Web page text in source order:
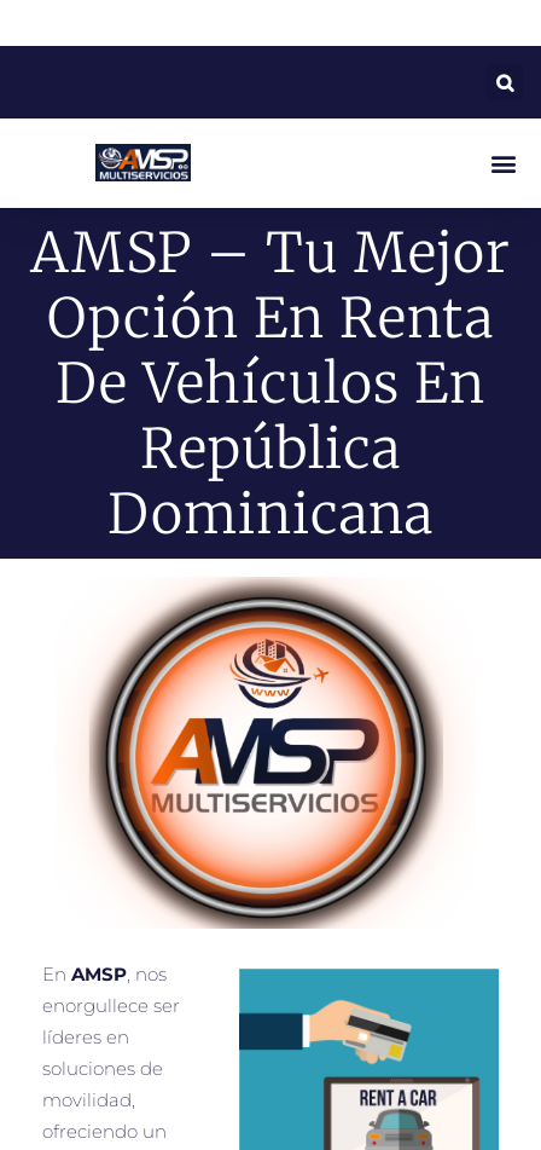
AMSP – Tu Mejor
Opción En Renta
De Vehículos En
República
Dominicana
En AMSP, nos
enorgullece ser
líderes en
soluciones de
movilidad,
ofreciendo un